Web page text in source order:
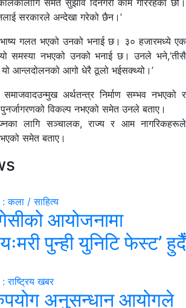
समेत सुझाव दिनेगरी काम गरिरहेका छौं।
सरकारले अन्देखा गरेको छैन।’
गलत भएको उनको भनाई छ। ३० हजारमध्ये एक
समस्या नभएको उनको भनाई छ। उनले भने,‘तीसै
आन्लदोलनको आगो धेरै ठूलो भईसक्थ्यो।’
अर्थतन्त्र निर्माण सम्भव नभएको र
पुनर्जागरणको विकल्प नभएको समेत उनले बताए।
लागि सञ्चालक, राज्य र आम नागरिकहरूले
समेत बताए।
/ साहित्य
आयोजनामा
पुन्ही युनिटि फेस्ट’ हुदैँ
खबर
अनुसन्धान आयोगले